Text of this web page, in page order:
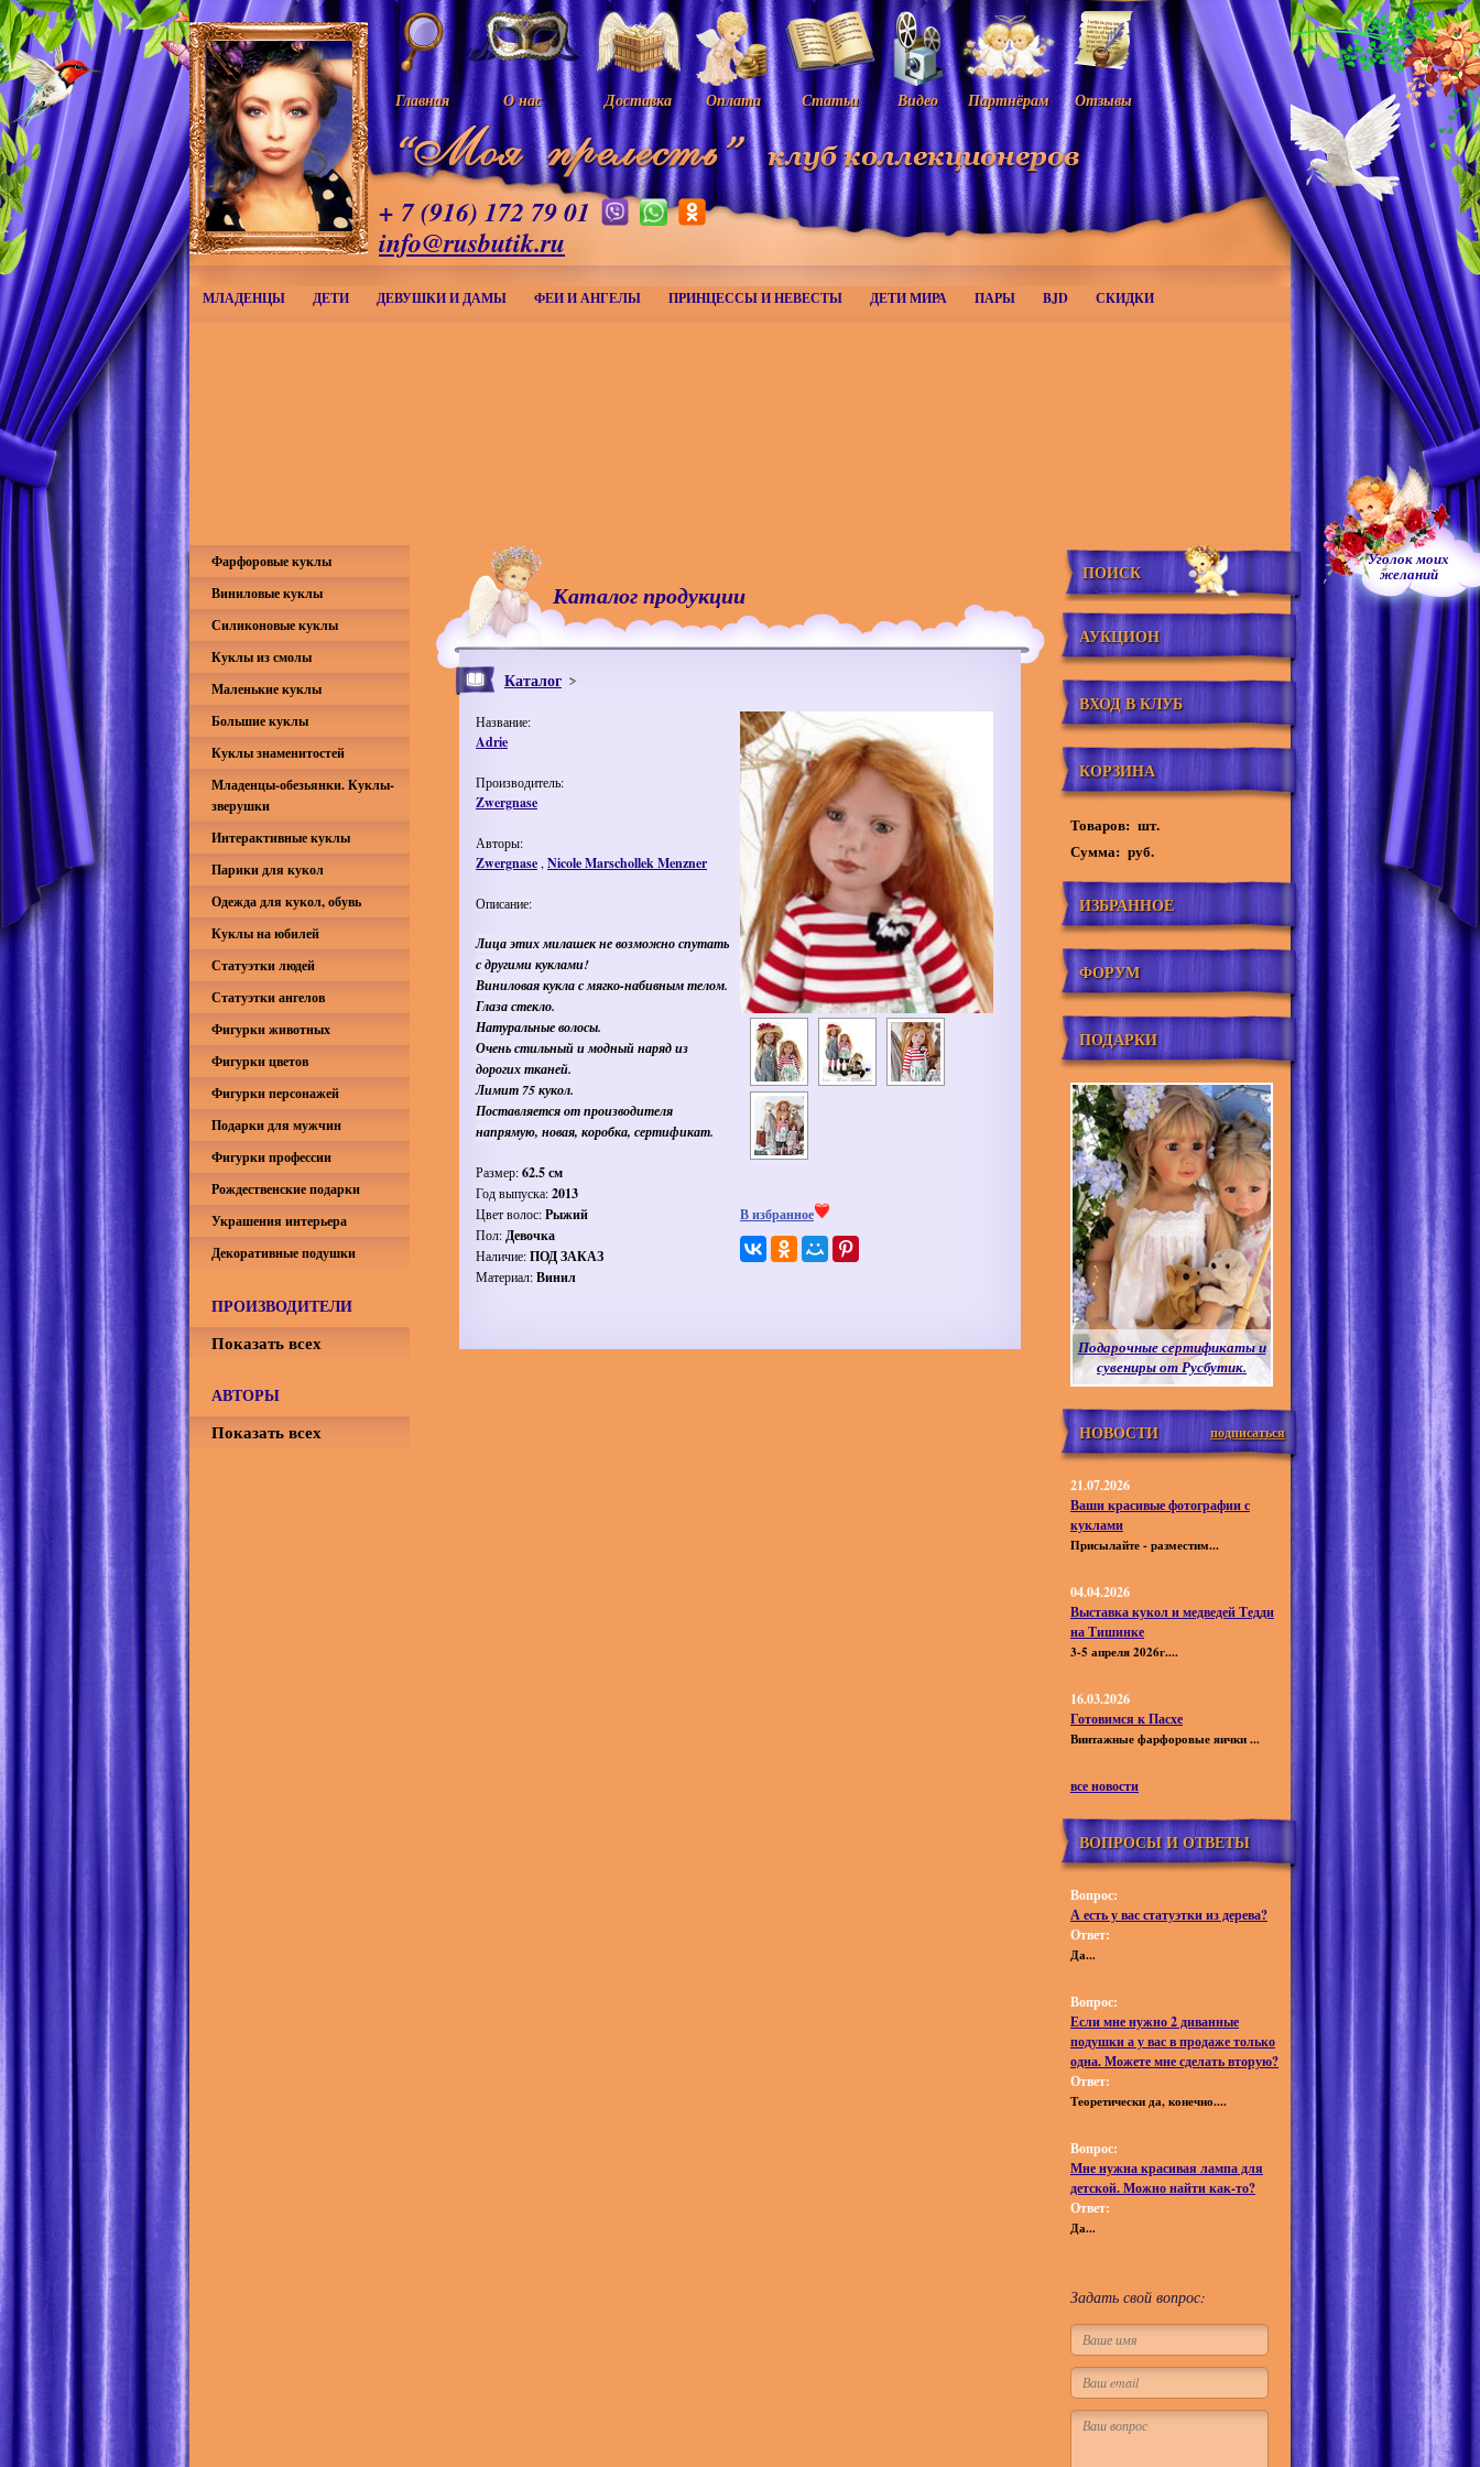
Главная О нас Доставка Оплата Статьи Видео Партнёрам Отзывы
+ 7 (916) 172 79 01
info@rusbutik.ru
МЛАДЕНЦЫ ДЕТИ ДЕВУШКИ И ДАМЫ ФЕИ И АНГЕЛЫ ПРИНЦЕССЫ И НЕВЕСТЫ ДЕТИ МИРА ПАРЫ BJD СКИДКИ
Уголок моих
желаний
Каталог продукции
Каталог
Название:
Adrie
Производитель:
Zwergnase
Авторы:
Zwergnase , Nicole Marschollek Menzner
Описание:
Лица этих милашек не возможно спутать
с другими куклами!
Виниловая кукла с мягко-набивным телом.
Глаза стекло.
Натуральные волосы.
Очень стильный и модный наряд из
дорогих тканей.
Лимит 75 кукол.
Поставляется от производителя
напрямую, новая, коробка, сертификат.
Размер:62.5 см
Год выпуска:2013
Цвет волос:Рыжий
Пол:Девочка
Наличие:ПОД ЗАКАЗ
Материал:Винил
В избранное
Фарфоровые куклы
Виниловые куклы
Силиконовые куклы
Куклы из смолы
Маленькие куклы
Большие куклы
Куклы знаменитостей
Младенцы-обезьянки. Куклы-
зверушки
Интерактивные куклы
Парики для кукол
Одежда для кукол, обувь
Куклы на юбилей
Статуэтки людей
Статуэтки ангелов
Фигурки животных
Фигурки цветов
Фигурки персонажей
Подарки для мужчин
Фигурки профессии
Рождественские подарки
Украшения интерьера
Декоративные подушки
ПРОИЗВОДИТЕЛИ
Показать всех
АВТОРЫ
Показать всех
ПОИСК
АУКЦИОН
ВХОД В КЛУБ
КОРЗИНА
Товаров: шт.
Сумма: руб.
ИЗБРАННОЕ
ФОРУМ
ПОДАРКИ
Подарочные сертификаты и
сувениры от Русбутик.
НОВОСТИ подписаться
21.07.2026
Ваши красивые фотографии с
куклами
Присылайте - разместим...
04.04.2026
Выставка кукол и медведей Тедди
на Тишинке
3-5 апреля 2026г....
16.03.2026
Готовимся к Пасхе
Винтажные фарфоровые яички ...
все новости
ВОПРОСЫ И ОТВЕТЫ
Вопрос:
А есть у вас статуэтки из дерева?
Ответ:
Да...
Вопрос:
Если мне нужно 2 диванные
подушки а у вас в продаже только
одна. Можете мне сделать вторую?
Ответ:
Теоретически да, конечно....
Вопрос:
Мне нужна красивая лампа для
детской. Можно найти как-то?
Ответ:
Да...
Задать свой вопрос: